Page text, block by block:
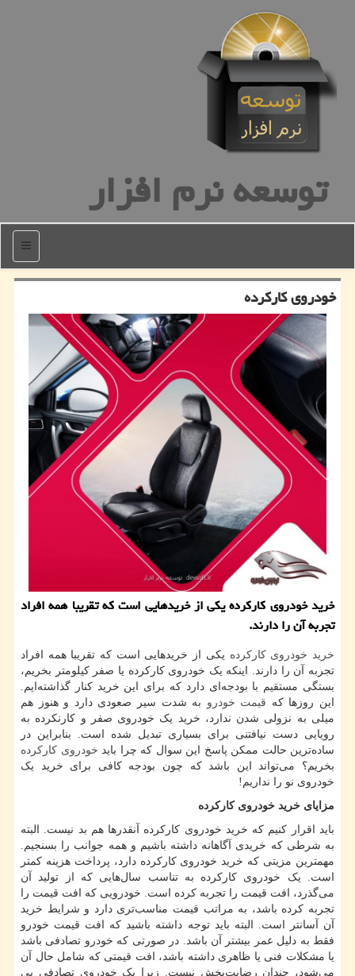
توسعه نرم افزار
منو
خودروی كاركرده
خرید خودروی كاركرده یكی از خریدهایی است كه تقریبا همه افراد
تجربه آن را دارند.
خرید خودروی کارکرده یکی از خریدهایی است که تقریبا همه افراد
تجربه آن را دارند. اینکه یک خودروی کارکرده یا صفر کیلومتر بخریم،
بستگی مستقیم با بودجه‌ای دارد که برای این خرید کنار گذاشته‌ایم.
این روزها که قیمت خودرو به شدت سیر صعودی دارد و هنوز هم
میلی به نزولی شدن ندارد، خرید یک خودروی صفر و کارنکرده به
رویایی دست نیافتنی برای بسیاری تبدیل شده است. بنابراین در
ساده‌ترین حالت ممکن پاسخ این سوال که چرا باید خودروی کارکرده
بخریم؟ می‌تواند این باشد که چون بودجه کافی برای خرید یک
خودروی نو را نداریم!
مزایای خرید خودروی کارکرده
باید اقرار کنیم که خرید خودروی کارکرده آنقدرها هم بد نیست. البته
به شرطی که خریدی آگاهانه داشته باشیم و همه جوانب را بسنجیم.
مهمترین مزیتی که خرید خودروی کارکرده دارد، پرداخت هزینه کمتر
است. یک خودروی کارکرده به تناسب سال‌هایی که از تولید آن
می‌گذرد، افت قیمت را تجربه کرده است. خودرویی که افت قیمت را
تجربه کرده باشد، به مراتب قیمت مناسب‌تری دارد و شرایط خرید
آن آسانتر است. البته باید توجه داشته باشید که افت قیمت خودرو
فقط به دلیل عمر بیشتر آن باشد. در صورتی که خودرو تصادفی باشد
یا مشکلات فنی یا ظاهری داشته باشد، افت قیمتی که شامل حال آن
می‌شود، چندان رضایت‌بخش نیست. زیرا یک خودروی تصادفی بی